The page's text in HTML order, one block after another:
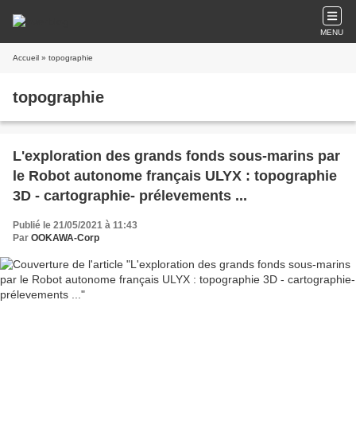
MENU
Accueil » topographie
topographie
L'exploration des grands fonds sous-marins par
le Robot autonome français ULYX : topographie
3D - cartographie- prélevements ...
Publié le 21/05/2021 à 11:43
Par OOKAWA-Corp